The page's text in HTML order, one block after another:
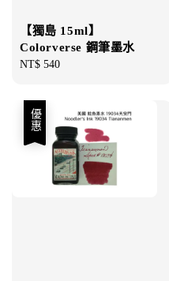
【獨島 15ml】
Colorverse 鋼筆墨水
Regular
NT$ 540
優惠